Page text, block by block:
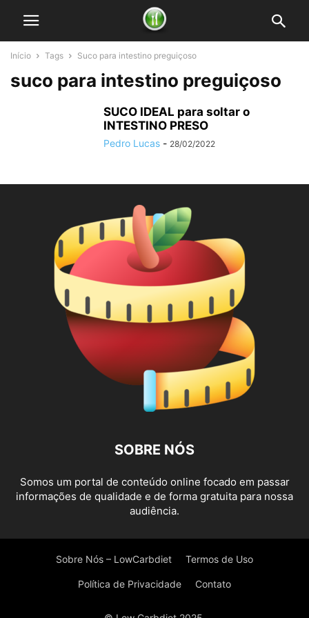
Início Tags Suco para intestino preguiçoso
suco para intestino preguiçoso
SUCO IDEAL para soltar o
INTESTINO PRESO
Pedro Lucas - 28/02/2022
SOBRE NÓS
Somos um portal de conteúdo online focado em passar
informações de qualidade e de forma gratuita para nossa
audiência.
Sobre Nós – LowCarbdiet Termos de Uso
Política de Privacidade Contato